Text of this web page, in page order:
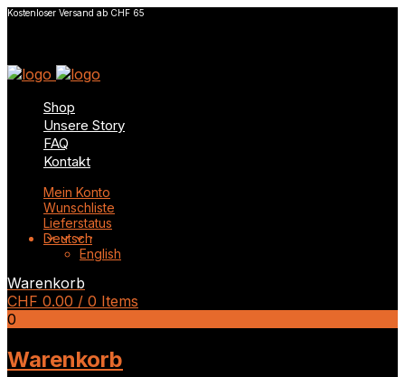
Kostenloser Versand ab CHF 65
Shop
Unsere Story
FAQ
Kontakt
Mein Konto
Wunschliste
Lieferstatus
Deutsch
English
Warenkorb
CHF 0.00 / 0 Items
0
Warenkorb